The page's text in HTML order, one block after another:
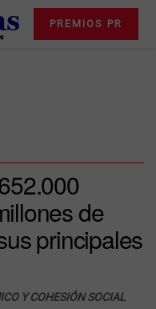
PREMIOS PR
de
principales
Y COHESIÓN SOCIAL